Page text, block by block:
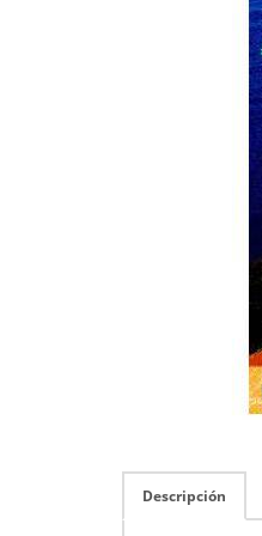
Descripción